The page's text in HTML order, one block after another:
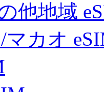
他地域
マカオ